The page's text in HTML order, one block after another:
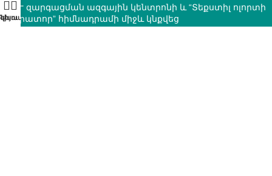
ՄԿՈՒ զարգացման ազգային կենտրոնի և “Տեքստիլ ոլորտի
օպերատոր” հիմնադրամի միջև կնքվեց
համագործակցության հուշագիր